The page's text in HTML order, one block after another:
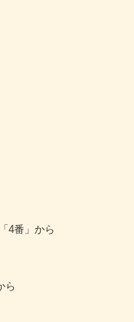
4番」から
ら